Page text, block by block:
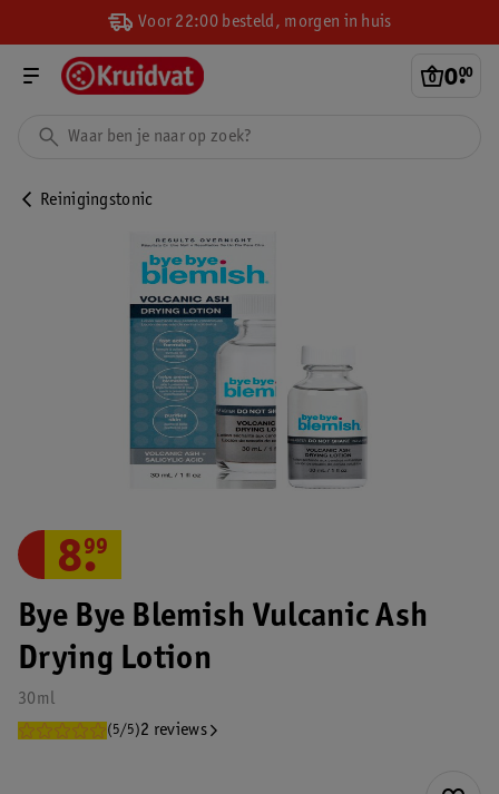
Voor 22:00 besteld, morgen in huis
0.
00
Reinigingstonic
Bye Bye Blemish Vulcanic Ash
Drying Lotion
30ml
(5/5)2 reviews
8.
99